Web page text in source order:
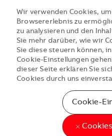
Wir verwenden Cookies,
Browsererlebnis zu
zu analysieren und den
Sie mehr darüber, wie wir
Sie diese steuern können,
Cookie-Einstellungen
dieser Seite erklären Sie
Cookies durch uns
Cookie-